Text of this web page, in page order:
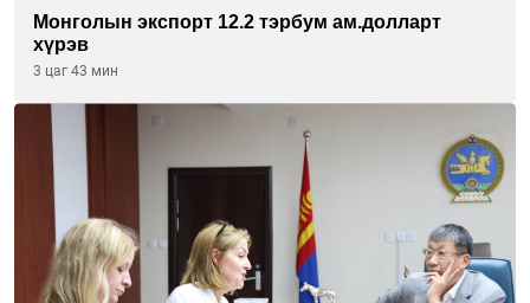
Монголын экспорт 12.2 тэрбум ам.долларт
хүрэв
3 цаг 43 мин